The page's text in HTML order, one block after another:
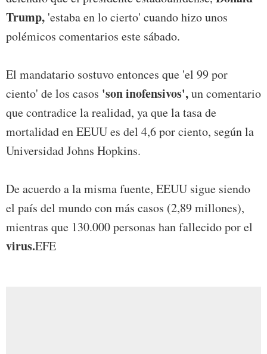
Trump, 'estaba en lo cierto' cuando hizo unos
polémicos comentarios este sábado.
El mandatario sostuvo entonces que 'el 99 por
ciento' de los casos 'son inofensivos',un comentario
que contradice la realidad, ya que la tasa de
mortalidad en EEUU es del 4,6 por ciento, según la
Universidad Johns Hopkins.
De acuerdo a la misma fuente, EEUU sigue siendo
el país del mundo con más casos (2,89 millones),
mientras que 130.000 personas han fallecido por el
virus.EFE